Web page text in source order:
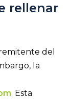
rellenar
del
la
. Esta